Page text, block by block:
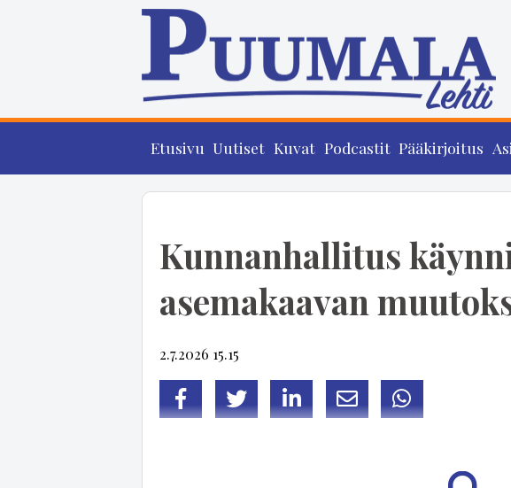
Etusivu Uutiset Kuvat Podcastit Pääkirjoitus
Kunnanhallitus
asemakaavan
2.7.2026 15.15
FacebookTwitterLinkedInSähköpostiWhatsapp